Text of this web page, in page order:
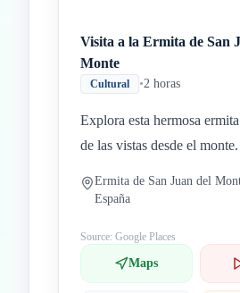
Visita a la Ermita de San
Monte
Cultural •2 horas
Explora esta hermosa
de las vistas desde el monte.
Ermita de San Juan del
España
Source: Google Places
Maps